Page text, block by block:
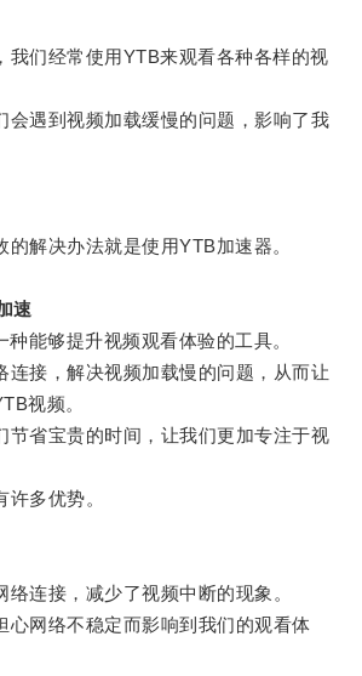
们经常使用YTB来观看各种各样的视
遇到视频加载缓慢的问题，影响了我
解决办法就是使用YTB加速器。
速
能够提升视频观看体验的工具。
接，解决视频加载慢的问题，从而让
视频。
省宝贵的时间，让我们更加专注于视
多优势。
连接，减少了视频中断的现象。
网络不稳定而影响到我们的观看体